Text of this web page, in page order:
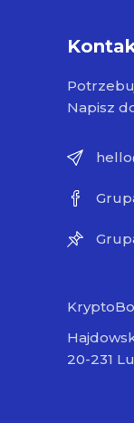
Napisz
20-231